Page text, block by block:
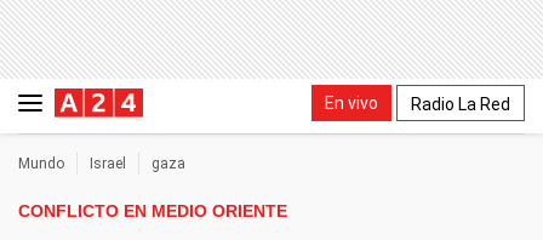
En vivo Radio La Red
Mundo Israel gaza
CONFLICTO EN MEDIO ORIENTE